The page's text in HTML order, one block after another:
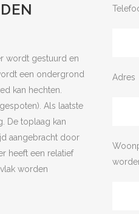
wordt gestuurd en
een ondergrond
kan hechten.
Als laatste
De toplaag kan
aangebracht door
heeft een relatief
worden
Adres